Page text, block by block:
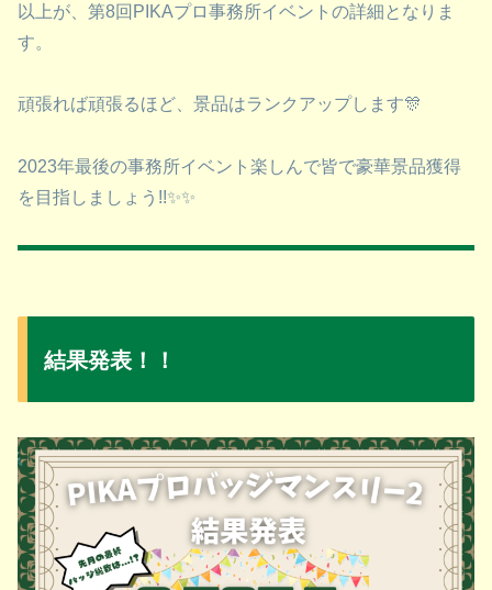
以上が、第8回PIKAプロ事務所イベントの詳細となりま
す。
頑張れば頑張るほど、景品はランクアップします🎊
2023年最後の事務所イベント楽しんで皆で豪華景品獲得
を目指しましょう!!✨✨
結果発表！！